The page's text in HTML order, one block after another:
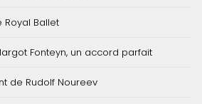
Royal Ballet
Fonteyn, un accord parfait
de Rudolf Noureev